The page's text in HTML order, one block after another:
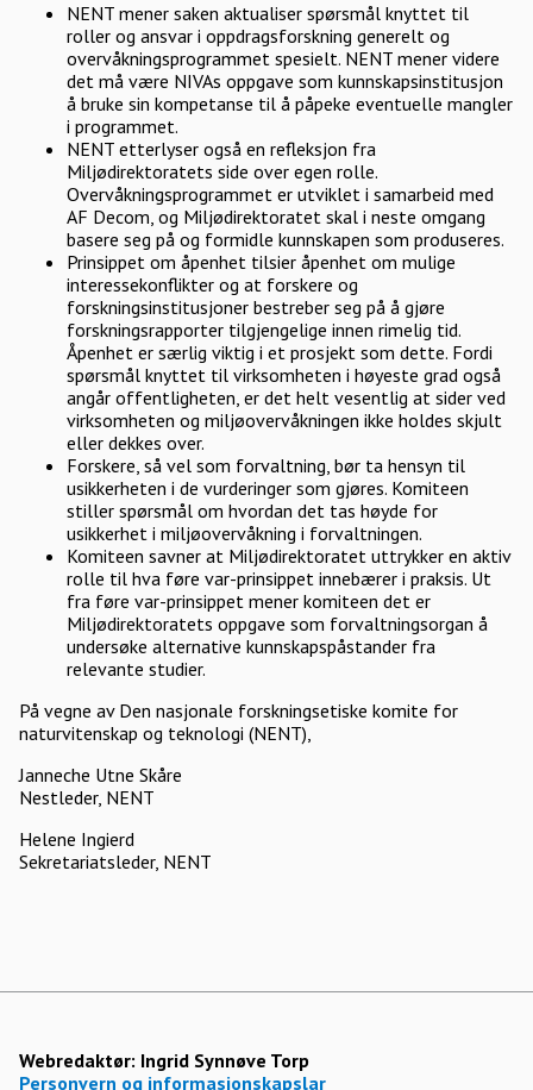
NENT mener saken aktualiser spørsmål knyttet til
roller og ansvar i oppdragsforskning generelt og
overvåkningsprogrammet spesielt. NENT mener videre
det må være NIVAs oppgave som kunnskapsinstitusjon
å bruke sin kompetanse til å påpeke eventuelle mangler
i programmet.
NENT etterlyser også en refleksjon fra
Miljødirektoratets side over egen rolle.
Overvåkningsprogrammet er utviklet i samarbeid med
AF Decom, og Miljødirektoratet skal i neste omgang
basere seg på og formidle kunnskapen som produseres.
Prinsippet om åpenhet tilsier åpenhet om mulige
interessekonflikter og at forskere og
forskningsinstitusjoner bestreber seg på å gjøre
forskningsrapporter tilgjengelige innen rimelig tid.
Åpenhet er særlig viktig i et prosjekt som dette. Fordi
spørsmål knyttet til virksomheten i høyeste grad også
angår offentligheten, er det helt vesentlig at sider ved
virksomheten og miljøovervåkningen ikke holdes skjult
eller dekkes over.
Forskere, så vel som forvaltning, bør ta hensyn til
usikkerheten i de vurderinger som gjøres. Komiteen
stiller spørsmål om hvordan det tas høyde for
usikkerhet i miljøovervåkning i forvaltningen.
Komiteen savner at Miljødirektoratet uttrykker en aktiv
rolle til hva føre var-prinsippet innebærer i praksis. Ut
fra føre var-prinsippet mener komiteen det er
Miljødirektoratets oppgave som forvaltningsorgan å
undersøke alternative kunnskapspåstander fra
relevante studier.
På vegne av Den nasjonale forskningsetiske komite for
naturvitenskap og teknologi (NENT),
Janneche Utne Skåre
Nestleder, NENT
Helene Ingierd
Sekretariatsleder, NENT
Webredaktør: Ingrid Synnøve Torp
Personvern og informasjonskapslar